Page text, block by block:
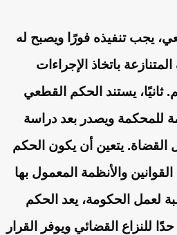
يجب تنفيذه فورًا ويصبح له
باتخاذ الإجراءات
ثانيًا، يستند الحكم القطعي
للمحكمة ويصدر بعد دراسة
يتعين أن يكون الحكم
والأنظمة المعمول بها
لعمل الحكومة، يعد الحكم
للنزاع القضائي ويوفر القرار